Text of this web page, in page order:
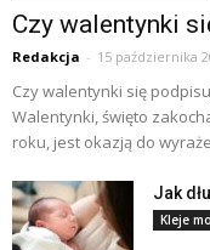
Czy walentynki
Redakcja - 15 października
Czy walentynki się
Walentynki, święto
roku, jest okazją do
Jak
Kleje